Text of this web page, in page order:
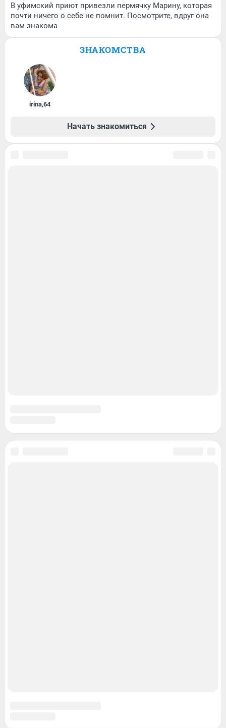
В уфимский приют привезли пермячку Марину, которая
почти ничего о себе не помнит. Посмотрите, вдруг она
вам знакома
ЗНАКОМСТВА
irina,64
Начать знакомиться